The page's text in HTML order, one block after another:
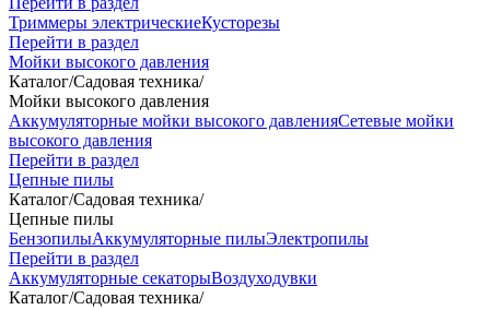
Триммеры электрическиеКусторезы
Перейти в раздел
Мойки высокого давления
Каталог/Садовая техника/
Мойки высокого давления
Аккумуляторные мойки высокого давленияСетевые мойки
высокого давления
Перейти в раздел
Цепные пилы
Каталог/Садовая техника/
Цепные пилы
БензопилыАккумуляторные пилыЭлектропилы
Перейти в раздел
Аккумуляторные секаторыВоздуходувки
Каталог/Садовая техника/